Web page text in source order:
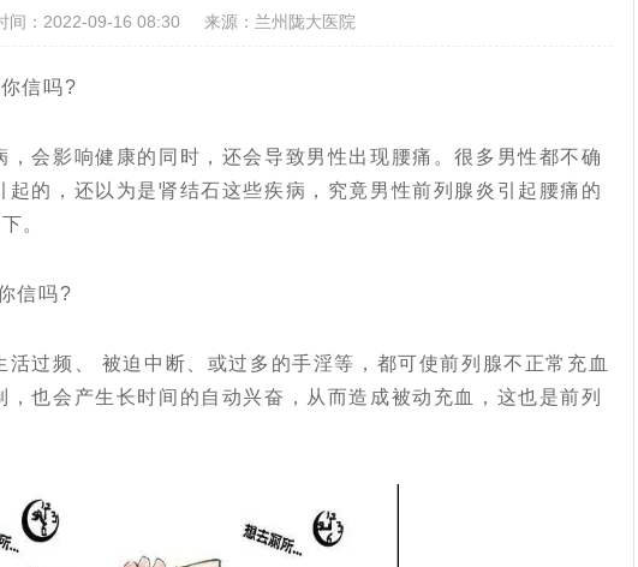
间：2022-09-16 08:30 来源：兰州陇大医院
信吗?
影响健康的同时，还会导致男性出现腰痛。很多男性都不确
起的，还以为是肾结石这些疾病，究竟男性前列腺炎引起腰痛的
。
信吗?
频、 被迫中断、或过多的手淫等，都可使前列腺不正常充血
也会产生长时间的自动兴奋，从而造成被动充血，这也是前列